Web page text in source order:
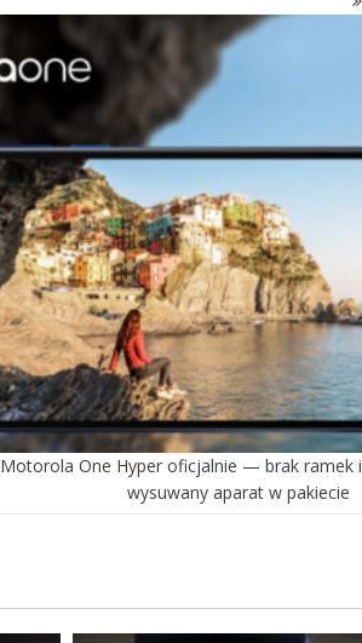
Motorola One Hyper oficjalnie — brak ramek i
wysuwany aparat w pakiecie